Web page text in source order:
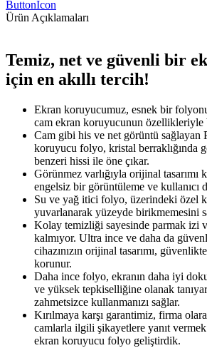
ButtonIcon
Ürün Açıklamaları
Temiz, net ve güvenli bir
için en akıllı tercih!
Ekran koruyucumuz, esnek bir
cam ekran koruyucunun özellikleriyle
Cam gibi his ve net görüntü sağlayan
koruyucu folyo, kristal berraklığında
benzeri hissi ile öne çıkar.
Görünmez varlığıyla orijinal tasarımı
engelsiz bir görüntüleme ve kullanıcı
Su ve yağ itici folyo, üzerindeki özel
yuvarlanarak yüzeyde birikmemesini
Kolay temizliği sayesinde parmak izi
kalmıyor. Ultra ince ve daha da
cihazınızın orijinal tasarımı,
korunur.
Daha ince folyo, ekranın daha iyi
ve yüksek tepkiselliğine olanak
zahmetsizce kullanmanızı sağlar.
Kırılmaya karşı garantimiz, firma
camlarla ilgili şikayetlere yanıt vermek
ekran koruyucu folyo geliştirdik.